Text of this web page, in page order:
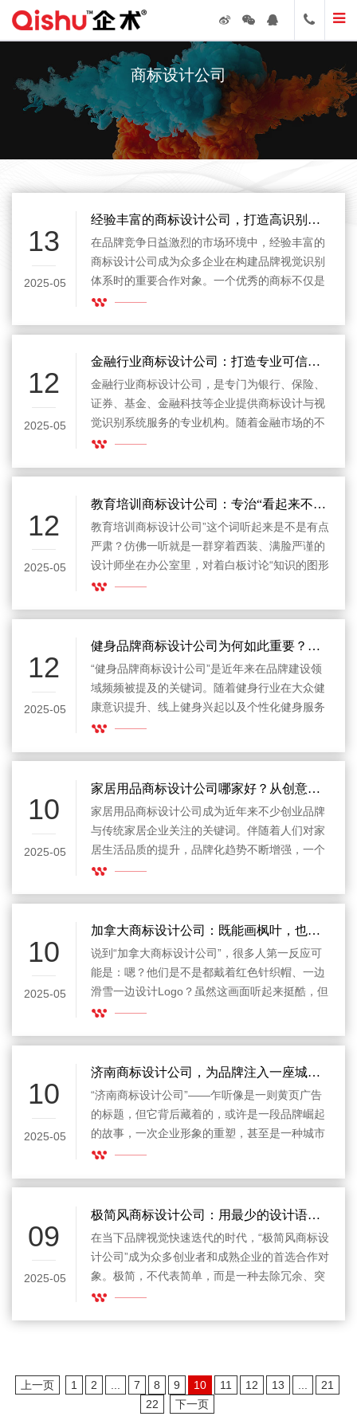
商标设计公司
13
2025-05
经验丰富的商标设计公司，打造高识别度品牌标识的首选合作伙伴
在品牌竞争日益激烈的市场环境中，经验丰富的
商标设计公司成为众多企业在构建品牌视觉识别
体系时的重要合作对象。一个优秀的商标不仅是
企业形象的代表，更是连接消费者认知与品牌价
计公司，将直接影响到商标的实用性、传播力和
市场适应度。
12
2025-05
金融行业商标设计公司：打造专业可信品牌形象的关键伙伴
金融行业商标设计公司，是专门为银行、保险、
证券、基金、金融科技等企业提供商标设计与视
觉识别系统服务的专业机构。随着金融市场的不
断扩张和竞争加剧，越来越多金融企业开始意识
业感与信任力的品牌标志，也是企业赢得客户、
塑造品牌形象不可或缺的重要组成部分。
12
2025-05
教育培训商标设计公司：专治“看起来不聪明”的Logo！
教育培训商标设计公司”这个词听起来是不是有点
严肃？仿佛一听就是一群穿着西装、满脸严谨的
设计师坐在办公室里，对着白板讨论“知识的图形
表达”与“教育符号学的当代表达”。其实你错啦，
子，还有趣，能把一本正经的教育品牌，变得有
颜值、有气质、还有点“文化幽默感”。
12
2025-05
健身品牌商标设计公司为何如此重要？打造专业形象的第一步
“健身品牌商标设计公司”是近年来在品牌建设领
域频频被提及的关键词。随着健身行业在大众健
康意识提升、线上健身兴起以及个性化健身服务
快速发展的推动下快速扩张，越来越多的新兴健
标作为品牌形象的第一印象，正扮演着举足轻重
的角色。而专业的健身品牌商标设计公司，正是
帮助企业实现这一目标的关键力量。
10
2025-05
家居用品商标设计公司哪家好？从创意实力到服务体验的全面测评
家居用品商标设计公司​成为近年来不少创业品牌
与传统家居企业关注的关键词。伴随着人们对家
居生活品质的提升，品牌化趋势不断增强，一个
好看的商标不仅仅是外观的加分项，更是消费者
企业在第一时间传达出“专业、有品位、有识别
度”的形象。本文将以产品评测的方式，从设计水
平、行业经验、服务流程、价格体系和用户口碑
等多个角度，评估当前市场上家居用品商标设计
公司的实际表现。
10
2025-05
加拿大商标设计公司：既能画枫叶，也能画出你的商业未来
说到“加拿大商标设计公司”，很多人第一反应可
能是：嗯？他们是不是都戴着红色针织帽、一边
滑雪一边设计Logo？虽然这画面听起来挺酷，但
我们得说，现实中的他们——虽然确实很会滑雪
不“滑”。
10
2025-05
济南商标设计公司，为品牌注入一座城市的灵魂
“济南商标设计公司”——乍听像是一则黄页广告
的标题，但它背后藏着的，或许是一段品牌崛起
的故事，一次企业形象的重塑，甚至是一种城市
气质的视觉化表达。商标设计，从来不是简单
的品牌语言，而在泉水之城济南，这门看似“技术
性”的活，正悄然释放着创意与文化的融合魅力。
09
2025-05
极简风商标设计公司：用最少的设计语言，表达最多的品牌价值
在当下品牌视觉快速迭代的时代，“极简风商标设
计公司”成为众多创业者和成熟企业的首选合作对
象。极简，不代表简单，而是一种去除冗余、突
出核心的设计哲学。越来越多品牌意识到，喧闹
上一页 1 2 ... 7 8 9 10 11 12 13 ...
21
22
下一页